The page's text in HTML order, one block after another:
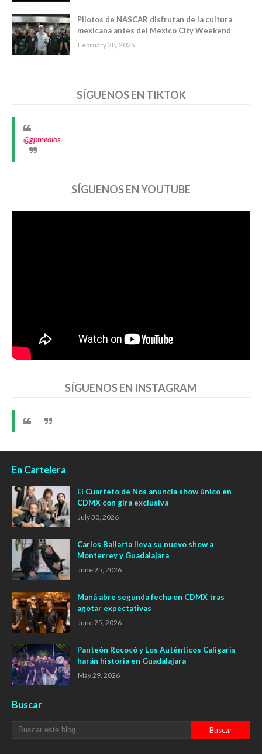
Pilotos de NASCAR disfrutan de la cultura
mexicana antes del Mexico City Weekend
February 28, 2025
SÍGUENOS EN TIKTOK
@gpmedios
SÍGUENOS EN YOUTUBE
SÍGUENOS EN INSTAGRAM
En Cartelera
El Cuarteto de Nos anuncia show único en
CDMX con gira exclusiva
July 30, 2026
Carlos Ballarta lleva su nuevo show a
Monterrey y Guadalajara
June 25, 2026
Maná abre segunda fecha en CDMX tras
agotar expectativas
June 25, 2026
Panteón Rococó y Los Auténticos Caligaris
harán historia en Guadalajara
May 29, 2026
Buscar